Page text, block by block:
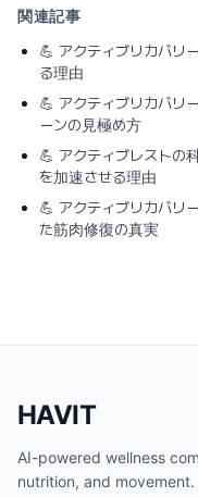
関連記事
💪 アクティブリカバリ
る理由
💪 アクティブリカバリ
ーンの見極め方
💪 アクティブレストの
を加速させる理由
💪 アクティブリカバリ
た筋肉修復の真実
HAVIT
AI-powered wellness
nutrition, and movement.